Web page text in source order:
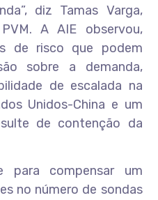
diz Tamas Varga,
A AIE observou,
de risco que podem
sobre a demanda,
de escalada na
Unidos-China e um
de contenção da
para compensar um
no número de sondas